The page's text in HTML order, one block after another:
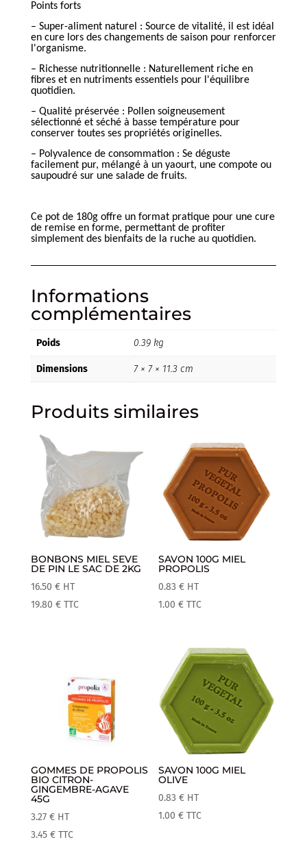
Points forts
– Super-aliment naturel : Source de vitalité, il est idéal
en cure lors des changements de saison pour renforcer
l'organisme.
– Richesse nutritionnelle : Naturellement riche en
fibres et en nutriments essentiels pour l'équilibre
quotidien.
– Qualité préservée : Pollen soigneusement
sélectionné et séché à basse température pour
conserver toutes ses propriétés originelles.
– Polyvalence de consommation : Se déguste
facilement pur, mélangé à un yaourt, une compote ou
saupoudré sur une salade de fruits.
Ce pot de 180g offre un format pratique pour une cure
de remise en forme, permettant de profiter
simplement des bienfaits de la ruche au quotidien.
Informations
complémentaires
Poids 0.39 kg
Dimensions 7 × 7 × 11.3 cm
Produits similaires
BONBONS MIEL SEVE
DE PIN LE SAC DE 2KG
16.50 € HT
19.80 € TTC
SAVON 100G MIEL
PROPOLIS
0.83€ HT
1.00€ TTC
GOMMES DE PROPOLIS
BIO CITRON-
GINGEMBRE-AGAVE
45G
3.27 € HT
3.45 € TTC
SAVON 100G MIEL
OLIVE
0.83€ HT
1.00€ TTC